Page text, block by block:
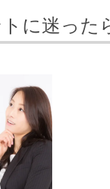
に迷った